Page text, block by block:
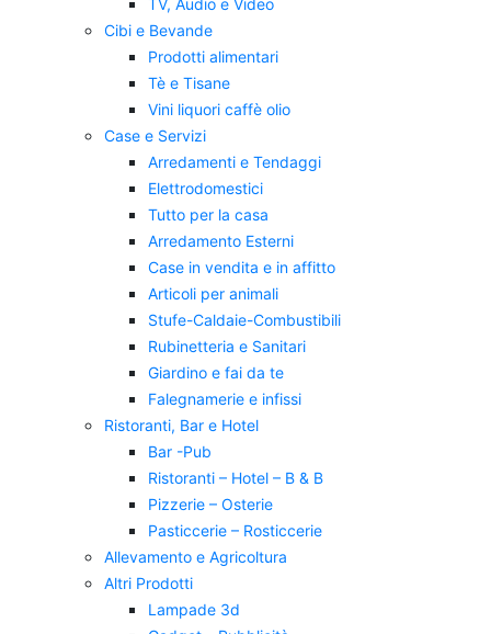
Cibi e Bevande
Prodotti alimentari
Tè e Tisane
Vini liquori caffè olio
Case e Servizi
Arredamenti e Tendaggi
Elettrodomestici
Tutto per la casa
Arredamento Esterni
Case in vendita e in affitto
Articoli per animali
Stufe-Caldaie-Combustibili
Rubinetteria e Sanitari
Giardino e fai da te
Falegnamerie e infissi
Ristoranti, Bar e Hotel
Bar -Pub
Ristoranti – Hotel – B & B
Pizzerie – Osterie
Pasticcerie – Rosticcerie
Allevamento e Agricoltura
Altri Prodotti
Lampade 3d